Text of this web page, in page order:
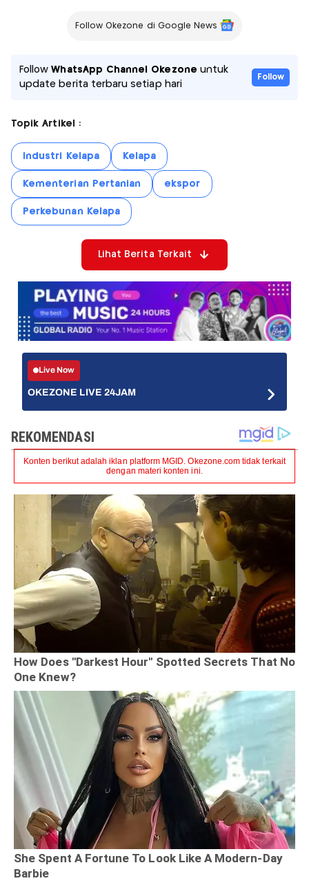
Follow Okezone di Google News
FollowWhatsApp Channel Okezone untuk
update berita terbaru setiap hari
Follow
Topik Artikel :
Industri Kelapa Kelapa
Kementerian Pertanian ekspor
Perkebunan Kelapa
Lihat Berita Terkait
Live Now
OKEZONE LIVE 24JAM